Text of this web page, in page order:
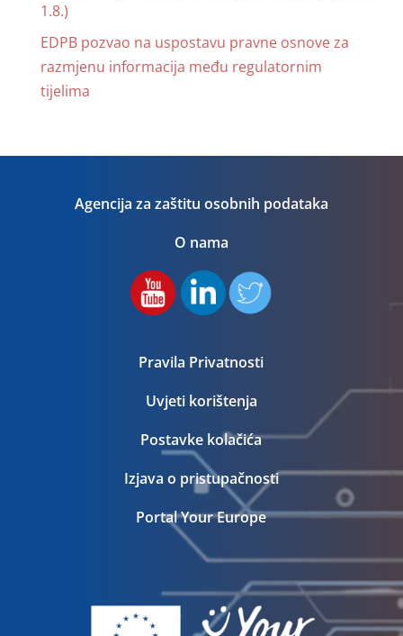
1.8.)
EDPB pozvao na uspostavu pravne osnove za
razmjenu informacija među regulatornim
tijelima
Agencija za zaštitu osobnih podataka
O nama
Pravila Privatnosti
Uvjeti korištenja
Postavke kolačića
Izjava o pristupačnosti
Portal Your Europe